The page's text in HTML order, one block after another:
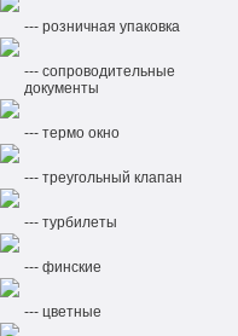
--- розничная упаковка
--- сопроводительные
документы
--- термо окно
--- треугольный клапан
--- турбилеты
--- финские
--- цветные